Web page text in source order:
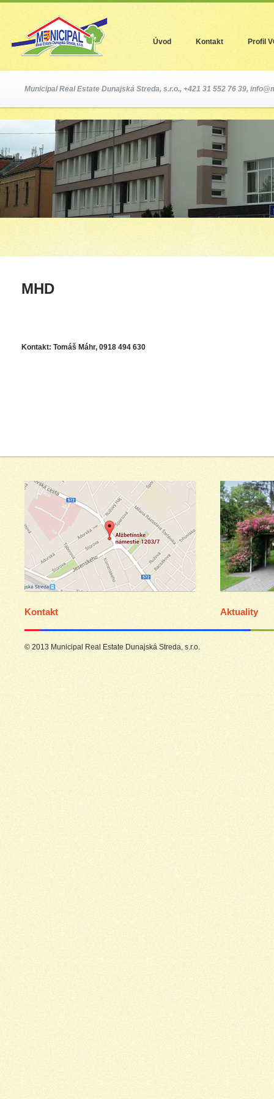
Úvod Kontakt Profil
Municipal Real Estate Dunajská Streda, s.r.o., +421 31 552 76 39,
MHD
Kontakt: Tomáš Máhr, 0918 494 630
Kontakt Aktuality
© 2013 Municipal Real Estate Dunajská Streda, s.r.o.